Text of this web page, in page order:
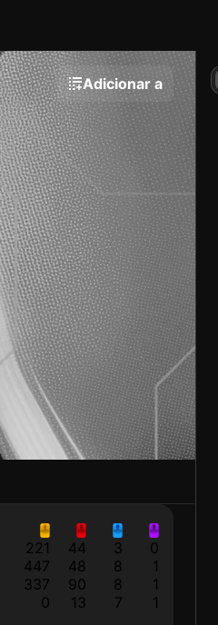
Adicionar a
221 44 3
0
447 48 8
1
337 90 8
1
0 13 7 1